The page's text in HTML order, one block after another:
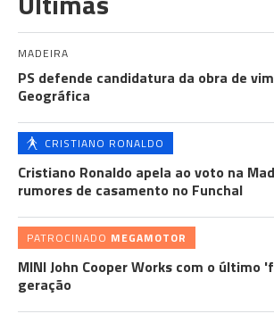
MADEIRA
PS defende candidatura da obra de
Geográfica
CRISTIANO RONALDO
Cristiano Ronaldo apela ao voto na
rumores de casamento no Funchal
PATROCINADO MEGAMOTOR
MINI John Cooper Works com o último
geração